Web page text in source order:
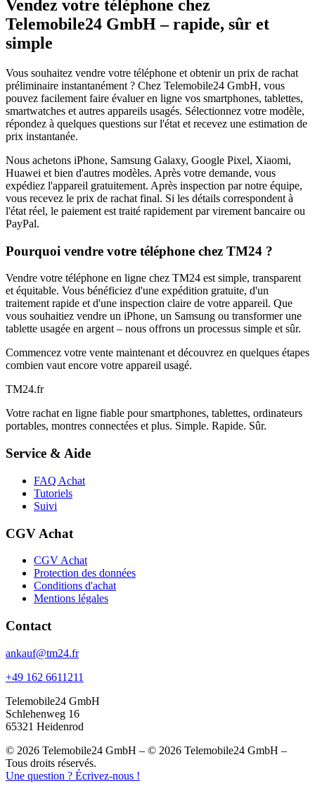
Vendez votre téléphone chez
Telemobile24 GmbH – rapide, sûr et
simple
Vous souhaitez vendre votre téléphone et obtenir un prix de rachat
préliminaire instantanément ? Chez Telemobile24 GmbH, vous
pouvez facilement faire évaluer en ligne vos smartphones, tablettes,
smartwatches et autres appareils usagés. Sélectionnez votre modèle,
répondez à quelques questions sur l'état et recevez une estimation de
prix instantanée.
Nous achetons iPhone, Samsung Galaxy, Google Pixel, Xiaomi,
Huawei et bien d'autres modèles. Après votre demande, vous
expédiez l'appareil gratuitement. Après inspection par notre équipe,
vous recevez le prix de rachat final. Si les détails correspondent à
l'état réel, le paiement est traité rapidement par virement bancaire ou
PayPal.
Pourquoi vendre votre téléphone chez TM24 ?
Vendre votre téléphone en ligne chez TM24 est simple, transparent
et équitable. Vous bénéficiez d'une expédition gratuite, d'un
traitement rapide et d'une inspection claire de votre appareil. Que
vous souhaitiez vendre un iPhone, un Samsung ou transformer une
tablette usagée en argent – nous offrons un processus simple et sûr.
Commencez votre vente maintenant et découvrez en quelques étapes
combien vaut encore votre appareil usagé.
TM24.fr
Votre rachat en ligne fiable pour smartphones, tablettes, ordinateurs
portables, montres connectées et plus. Simple. Rapide. Sûr.
Service & Aide
FAQ Achat
Tutoriels
Suivi
CGV Achat
CGV Achat
Protection des données
Conditions d'achat
Mentions légales
Contact
ankauf@tm24.fr
+49 162 6611211
Telemobile24 GmbH
Schlehenweg 16
65321 Heidenrod
© 2026 Telemobile24 GmbH – © 2026 Telemobile24 GmbH –
Tous droits réservés.
Une question ? Écrivez-nous !